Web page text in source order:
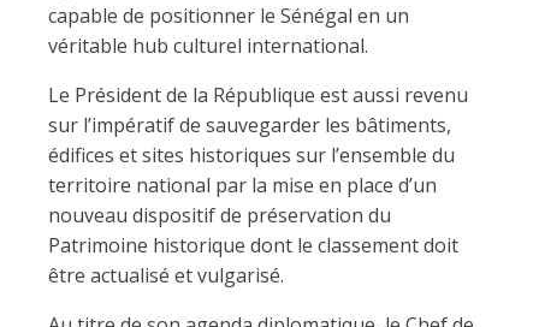
capable de positionner le Sénégal en un
véritable hub culturel international.
Le Président de la République est aussi revenu
sur l’impératif de sauvegarder les bâtiments,
édifices et sites historiques sur l’ensemble du
territoire national par la mise en place d’un
nouveau dispositif de préservation du
Patrimoine historique dont le classement doit
être actualisé et vulgarisé.